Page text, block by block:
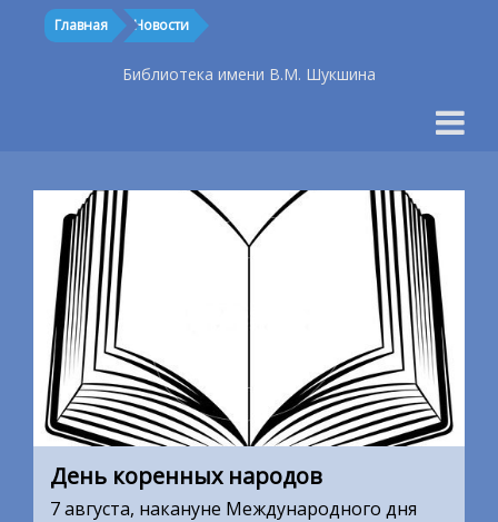
Главная Новости
Библиотека имени В.М. Шукшина
День коренных народов
7 августа, накануне Международного дня